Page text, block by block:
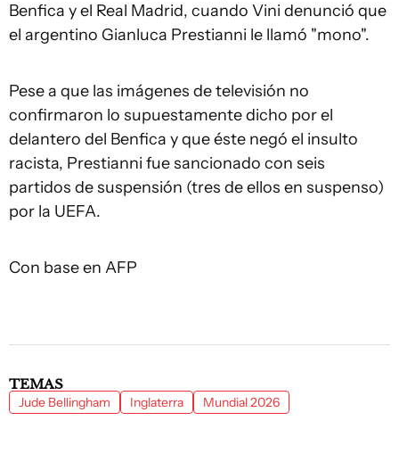
Benfica y el Real Madrid, cuando Vini denunció que
el argentino Gianluca Prestianni le llamó "mono".
Pese a que las imágenes de televisión no
confirmaron lo supuestamente dicho por el
delantero del Benfica y que éste negó el insulto
racista, Prestianni fue sancionado con seis
partidos de suspensión (tres de ellos en suspenso)
por la UEFA.
Con base en AFP
TEMAS
Jude Bellingham Inglaterra Mundial 2026